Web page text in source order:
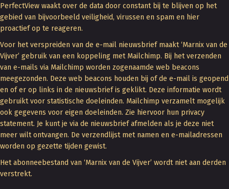
PerfectView waakt over de data door constant bij te blijven op het
gebied van bijvoorbeeld veiligheid, virussen en spam en hier
proactief op te reageren.
Voor het verspreiden van de e-mail nieuwsbrief maakt ‘Marnix van de
Vijver’ gebruik van een koppeling met Mailchimp. Bij het verzenden
van e-mails via Mailchimp worden zogenaamde web beacons
meegezonden. Deze web beacons houden bij of de e-mail is geopend
en of er op links in de nieuwsbrief is geklikt. Deze informatie wordt
gebruikt voor statistische doeleinden. Mailchimp verzamelt mogelijk
ook gegevens voor eigen doeleinden. Zie hiervoor hun privacy
statement. Je kunt je via de nieuwsbrief afmelden als je deze niet
meer wilt ontvangen. De verzendlijst met namen en e-mailadressen
worden op gezette tijden gewist.
Het abonneebestand van ‘Marnix van de Vijver’ wordt niet aan derden
verstrekt.